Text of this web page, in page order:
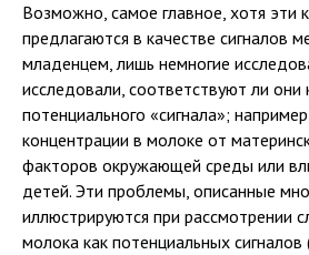
Возможно, самое главное, хотя эти
предлагаются в качестве сигналов
младенцем, лишь немногие
исследовали, соответствуют ли
потенциального «сигнала»;
концентрации в молоке от
факторов окружающей среды или
детей. Эти проблемы, описанные
иллюстрируются при рассмотрении
молока как потенциальных сигналов